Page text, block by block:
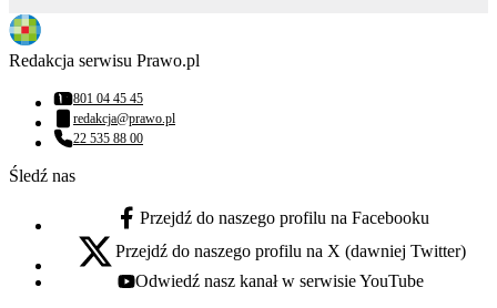
Redakcja serwisu Prawo.pl
Numer telefonu:
801 04 45 45
Adres email:
redakcja@prawo.pl
Numer telefonu:
22 535 88 00
Śledź nas
facebook - otwiera się w nowej karcie
Przejdź do naszego profilu na Facebooku
x - otwiera się w nowej karcie
Przejdź do naszego profilu na X (dawniej Twitter)
youtube - otwiera się w nowej karcie
Odwiedź nasz kanał w serwisie YouTube